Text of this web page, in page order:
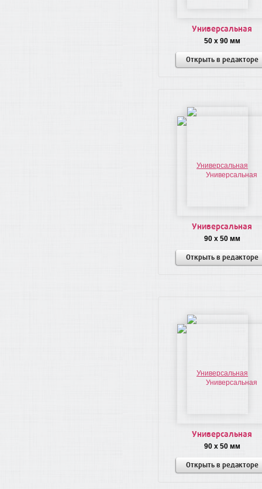
Универсальная
50 x 90 мм
Открыть в редакторе
Универсальная
90 x 50 мм
Открыть в редакторе
Универсальная
90 x 50 мм
Открыть в редакторе